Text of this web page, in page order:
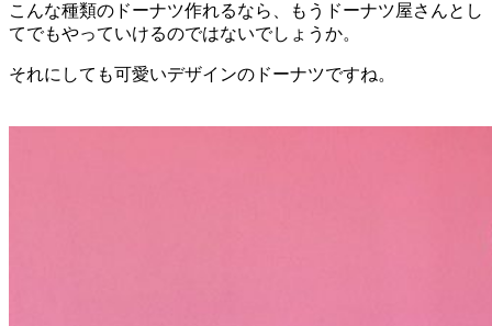
こんな種類のドーナツ作れるなら、もうドーナツ屋さんとし
てでもやっていけるのではないでしょうか。
それにしても可愛いデザインのドーナツですね。